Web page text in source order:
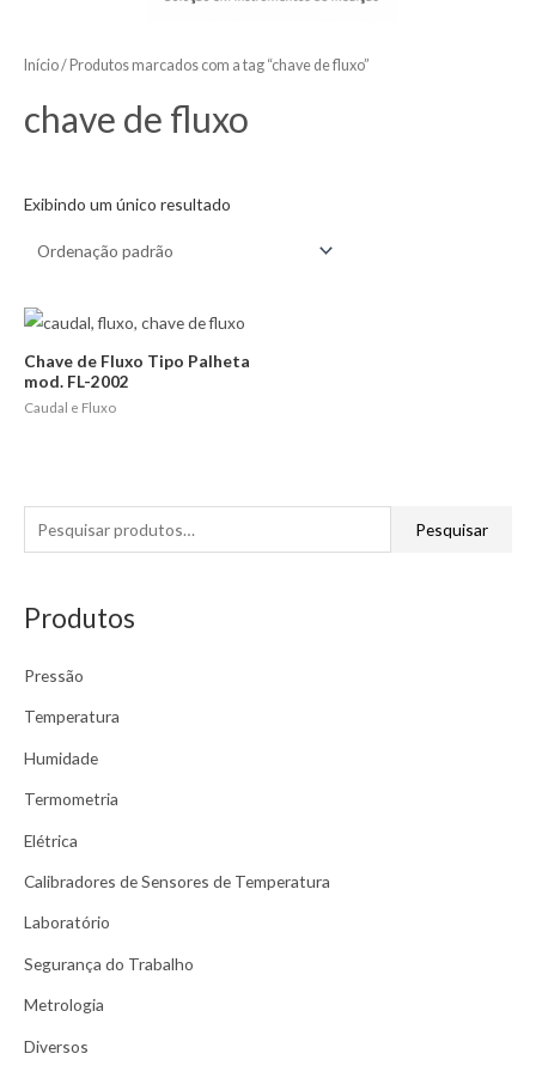
e
q
i
s
p
o
r
Pesquisar
Produtos
Pressão
Temperatura
Humidade
Termometria
Elétrica
Calibradores de Sensores de Temperatura
Laboratório
Segurança do Trabalho
Metrologia
Diversos
Início/ Produtos marcados com a tag “chave de fluxo”
chave de fluxo
Exibindo um único resultado
Chave de Fluxo Tipo Palheta
mod. FL-2002
Caudal e Fluxo